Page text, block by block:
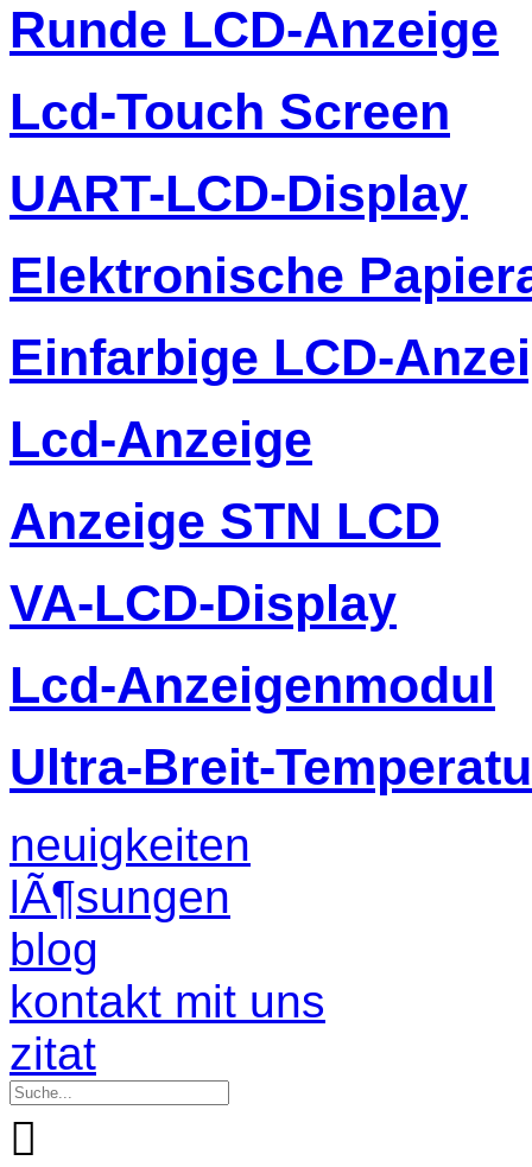
Runde LCD-Anzeige
Lcd-Touch Screen
UART-LCD-Display
Elektronische
Einfarbige LCD-
Lcd-Anzeige
Anzeige STN LCD
VA-LCD-Display
Lcd-Anzeigenmodul
Ultra-Breit-
neuigkeiten
lÃ¶sungen
blog
kontakt mit uns
zitat
